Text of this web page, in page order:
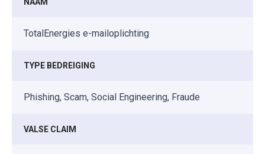
NAAM
TotalEnergies e-mailoplichting
TYPE BEDREIGING
Phishing, Scam, Social Engineering, Fraude
VALSE CLAIM